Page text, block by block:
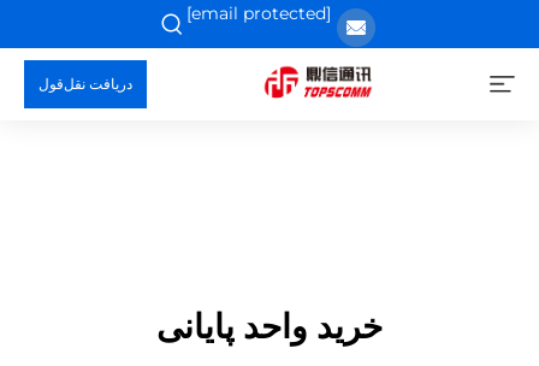
[email protected]
دریافت نقل‌قول
خرید واحد پایانی